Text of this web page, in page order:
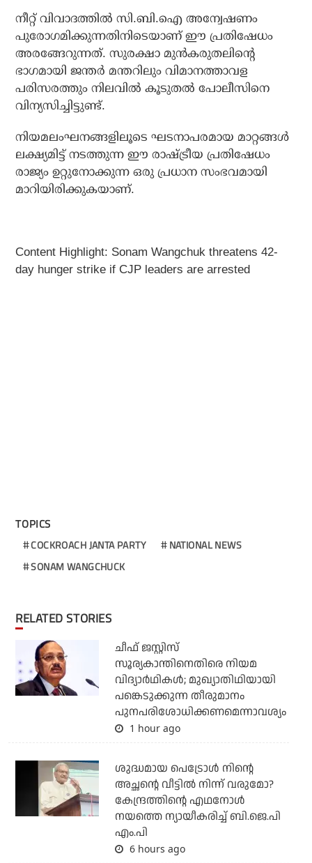
നീറ്റ് വിവാദത്തില്‍ സി.ബി.ഐ അന്വേഷണം
പുരോഗമിക്കുന്നതിനിടെയാണ് ഈ പ്രതിഷേധം
അരങ്ങേറുന്നത്. സുരക്ഷാ മുന്‍കരുതലിന്റെ
ഭാഗമായി ജന്തര്‍ മന്തറിലും വിമാനത്താവള
പരിസരത്തും നിലവില്‍ കൂടുതല്‍ പോലീസിനെ
വിന്യസിച്ചിട്ടുണ്ട്.
നിയമലംഘനങ്ങളിലൂടെ ഘടനാപരമായ മാറ്റങ്ങള്‍
ലക്ഷ്യമിട്ട് നടത്തുന്ന ഈ രാഷ്ട്രീയ പ്രതിഷേധം
രാജ്യം ഉറ്റുനോക്കുന്ന ഒരു പ്രധാന സംഭവമായി
മാറിയിരിക്കുകയാണ്.
Content Highlight: Sonam Wangchuk threatens 42-
day hunger strike if CJP leaders are arrested
TOPICS
COCKROACH JANTA PARTY
NATIONAL NEWS
SONAM WANGCHUCK
RELATED STORIES
ചീഫ് ജസ്റ്റിസ്
സൂര്യകാന്തിനെതിരെ നിയമ
വിദ്യാര്‍ഥികള്‍; മുഖ്യാതിഥിയായി
പങ്കെടുക്കുന്ന തീരുമാനം
പുനപരിശോധിക്കണമെന്നാവശ്യം
1 hour ago
ശുദ്ധമായ പെട്രോള്‍ നിന്റെ
അച്ഛന്റെ വീട്ടില്‍ നിന്ന് വരുമോ?
കേന്ദ്രത്തിന്റെ എഥനോള്‍
നയത്തെ ന്യായീകരിച്ച് ബി.ജെ.പി
എം.പി
6 hours ago